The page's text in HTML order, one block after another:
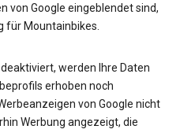
von Google eingeblendet sind,
für Mountainbikes.
werden Ihre Daten
erhoben noch
von Google nicht
Werbung angezeigt, die